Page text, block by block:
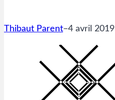
Thibaut Parent–4 avril 2019